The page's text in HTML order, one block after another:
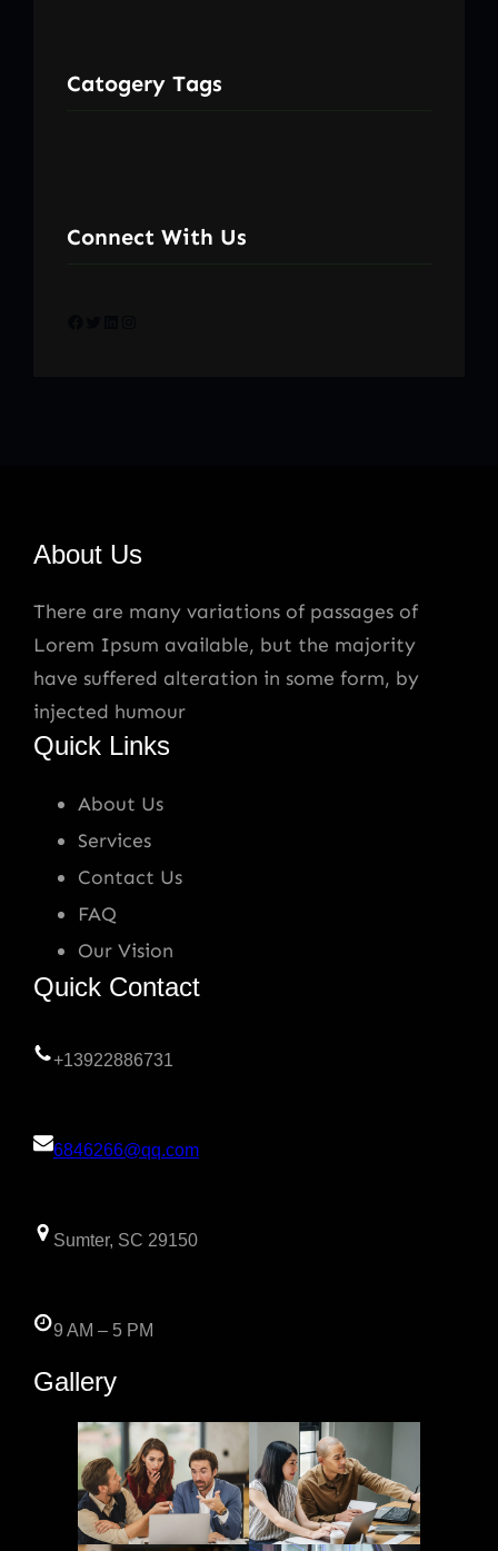
Catogery Tags
Connect With Us
About Us
There are many variations of passages of
Lorem Ipsum available, but the majority
have suffered alteration in some form, by
injected humour
Quick Links
About Us
Services
Contact Us
FAQ
Our Vision
Quick Contact
+13922886731
6846266@qq.com
Sumter, SC 29150
9 AM – 5 PM
Gallery